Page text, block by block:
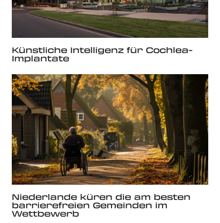
Künstliche Intelligenz für Cochlea-
Implantate
Niederlande küren die am besten
barrierefreien Gemeinden im
Wettbewerb